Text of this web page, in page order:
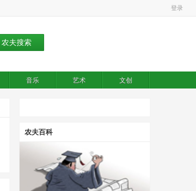
登录
音乐 艺术 文创
农夫百科